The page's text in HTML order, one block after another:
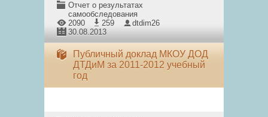
Отчет о результатах
самообследования
2090
259
dtdim26
30.08.2013
Публичный доклад МКОУ ДОД
ДТДиМ за 2011-2012 учебный
год